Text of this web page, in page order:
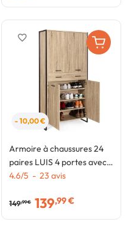
- 10,00 €
Armoire à chaussures 24
paires LUIS 4 portes avec
tiroir design industriel H.
4.6/5 - 23 avis
149,99 € 139,99 €
favorite_border